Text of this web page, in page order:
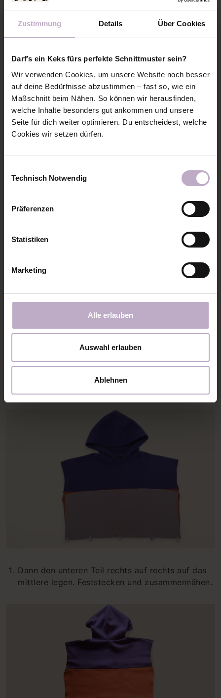
Zustimmung Details Über Cookies
Darf’s ein Keks fürs perfekte Schnittmuster sein?
Wir verwenden Cookies, um unsere Website noch besser
auf deine Bedürfnisse abzustimmen – fast so, wie ein
Maßschnitt beim Nähen. So können wir herausfinden,
welche Inhalte besonders gut ankommen und unsere
Seite für dich weiter optimieren. Du entscheidest, welche
Cookies wir setzen dürfen.
Technisch Notwendig
Präferenzen
Statistiken
Marketing
Alle erlauben
Auswahl erlauben
Ablehnen
Jetzt kann zugeschnitten werden. Am besten
sieht es aus, wenn ihr für die Kapuze und den
oberen Bereich haben wir hier bereits komplett
bereits geschlossen.
Jetzt die erste Unterteilung rechts auf rechts auf
den oberen Teil legen. Feststecken und
Dann den unteren Teil rechts auf rechts auf das
mittlere legen. Feststecken und zusammennähen.